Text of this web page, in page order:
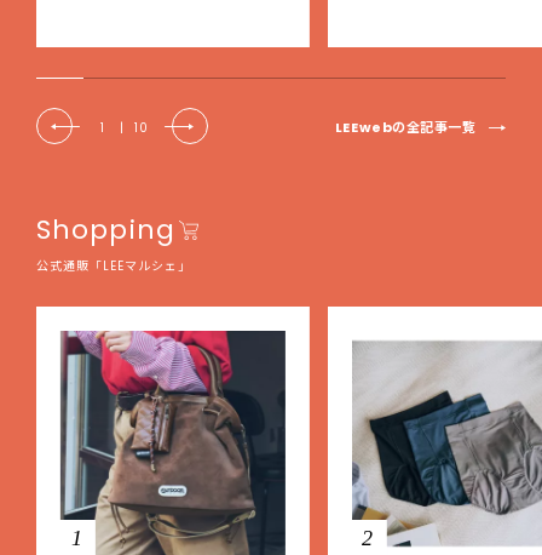
1 | 10 LEEwebの全記事一覧
Shopping
公式通販「LEEマルシェ」
1 2